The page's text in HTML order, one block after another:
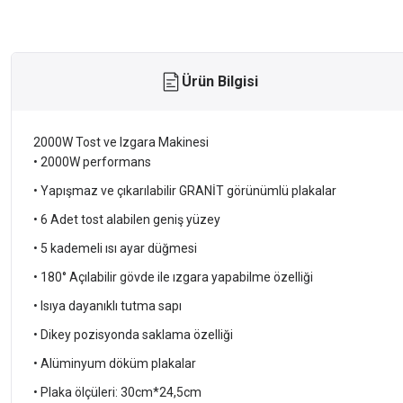
Ürün Bilgisi
2000W Tost ve Izgara Makinesi
• 2000W performans
• Yapışmaz ve çıkarılabilir GRANİT görünümlü plakalar
• 6 Adet tost alabilen geniş yüzey
• 5 kademeli ısı ayar düğmesi
• 180° Açılabilir gövde ile ızgara yapabilme özelliği
• Isıya dayanıklı tutma sapı
• Dikey pozisyonda saklama özelliği
• Alüminyum döküm plakalar
• Plaka ölçüleri: 30cm*24,5cm